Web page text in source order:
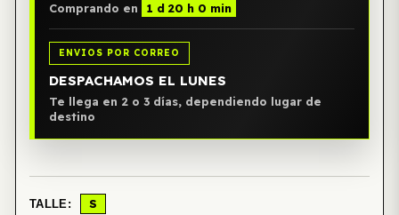
Comprando en
1 d 20 h 0 min
ENVIOS POR CORREO
DESPACHAMOS EL LUNES
Te llega en 2 o 3 días, dependiendo lugar de
destino
TALLE: S